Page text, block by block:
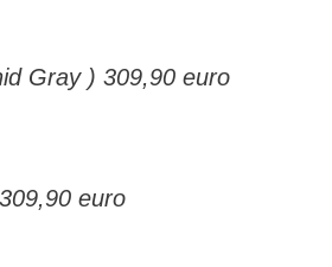
Gray ) 309,90 euro
euro